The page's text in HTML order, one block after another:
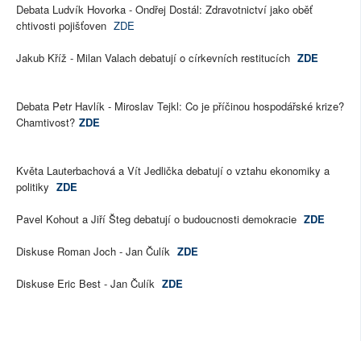
Debata Ludvík Hovorka - Ondřej Dostál: Zdravotnictví jako oběť
chtivosti pojišťoven ZDE
Jakub Kříž - Milan Valach debatují o církevních restitucích ZDE
Debata Petr Havlík - Miroslav Tejkl: Co je příčinou hospodářské krize?
Chamtivost? ZDE
Květa Lauterbachová a Vít Jedlička debatují o vztahu ekonomiky a
politiky ZDE
Pavel Kohout a Jiří Šteg debatují o budoucnosti demokracie ZDE
Diskuse Roman Joch - Jan Čulík ZDE
Diskuse Eric Best - Jan Čulík ZDE